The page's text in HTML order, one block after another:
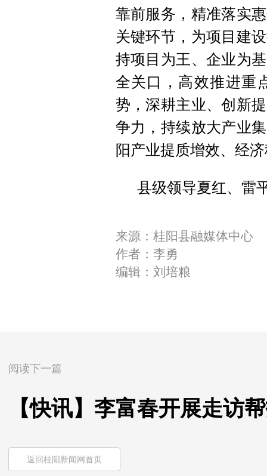
靠前服务，精准落实
关键环节，为项目建
持项目为王、企业为
全关口，高效推进重
势，深耕主业、创新
争力，持续放大产业
阳产业提质增效、经
县级领导夏红、雷
来源：桂阳县融媒体中心
作者：李勇
编辑：刘培粮
阅读下一篇
【快讯】李富春开展走访
返回桂阳新闻网首页